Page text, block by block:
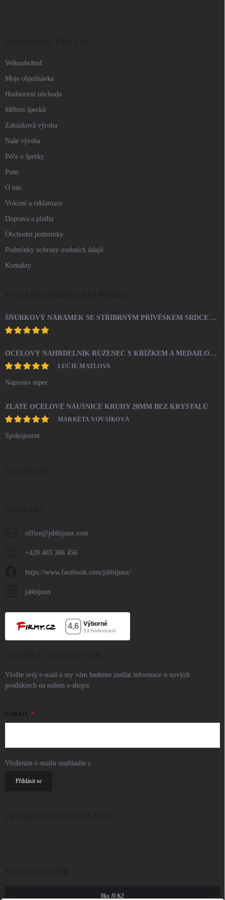
Velkoobchod
Moje objednávka
Hodnocení obchodu
Měření šperků
Zakázková výroba
Naše výroba
Péče o šperky
Punc
O nás
Vrácení a reklamace
Doprava a platba
Obchodní podmínky
Podmínky ochrany osobních údajů
Kontakty
ŠŇŮRKOVÝ NÁRAMEK SE STŘÍBRNÝM PŘÍVĚSKEM SRDCE A KRYSTALY SWAROVSKI CRYSTAL (STŘÍBRO 925/1000)
OCELOVÝ NÁHRDELNÍK RŮŽENEC S KŘÍŽKEM A MEDAILONEM
LUCIE MATLOVA
Naprosto super
ZLATÉ OCELOVÉ NÁUŠNICE KRUHY 20MM BEZ KRYSTALŮ
MARKÉTA VOVSÍKOVÁ
Spokojenost
office@jsbbijoux.com
+420 483 306 456
https://www.facebook.com/jsbbijoux/
jsbbijoux
Vložte svůj e-mail a my vám budeme zasílat informace o nových
produktech na našem e-shopu.
E-MAIL
Vložením e-mailu souhlasíte s
Přihlásit se
0ks /0 Kč